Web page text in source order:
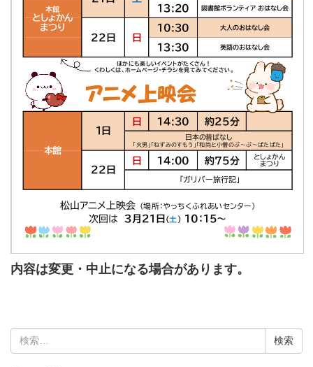
内容は変更・中止になる場合があります。
索: